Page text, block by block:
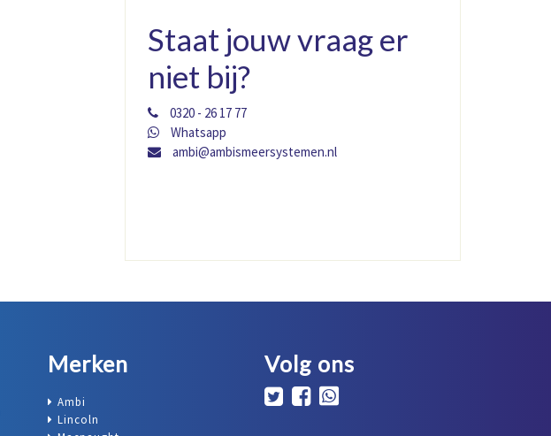
Staat jouw vraag er
niet bij?
0320 - 26 17 77
Whatsapp
ambi@ambismeersystemen.nl
Merken
Ambi
Lincoln
Volg ons